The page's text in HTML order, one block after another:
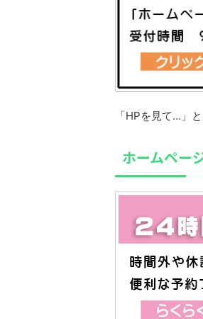
「HPを見て…」
ホームペー